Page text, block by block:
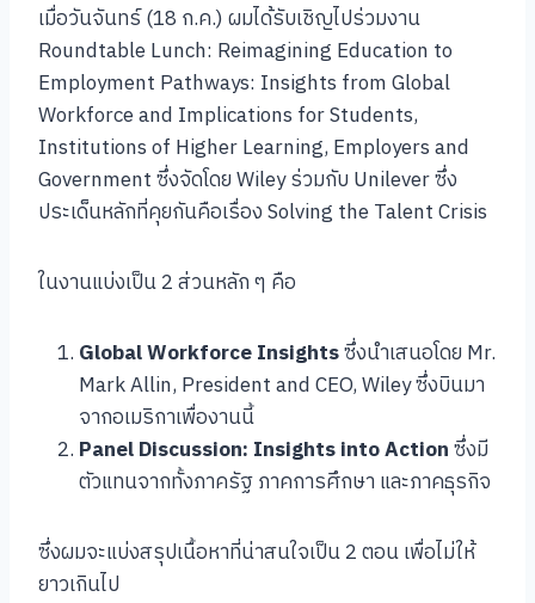
เมื่อวันจันทร์ (18 ก.ค.) ผมได้รับเชิญไปร่วมงาน
Roundtable Lunch: Reimagining Education to
Employment Pathways: Insights from Global
Workforce and Implications for Students,
Institutions of Higher Learning, Employers and
Government ซึ่งจัดโดย Wiley ร่วมกับ Unilever ซึ่ง
ประเด็นหลักที่คุยกันคือเรื่อง Solving the Talent Crisis
ในงานแบ่งเป็น 2 ส่วนหลัก ๆ คือ
Global Workforce Insightsซึ่งนำเสนอโดย Mr.
Mark Allin, President and CEO, Wiley ซึ่งบินมา
จากอเมริกาเพื่องานนี้
Panel Discussion: Insights into Actionซึ่งมี
ตัวแทนจากทั้งภาครัฐ ภาคการศึกษา และภาคธุรกิจ
ซึ่งผมจะแบ่งสรุปเนื้อหาที่น่าสนใจเป็น 2 ตอน เพื่อไม่ให้
ยาวเกินไป